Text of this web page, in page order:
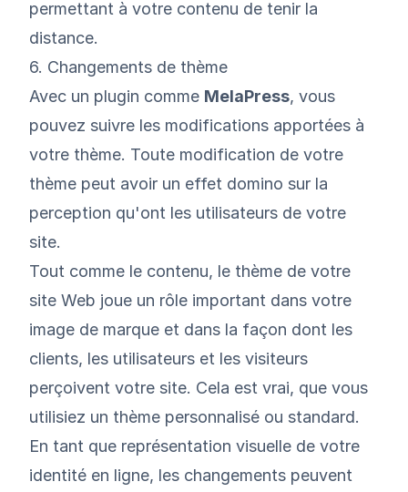
permettant à votre contenu de tenir la
distance.
6. Changements de thème
Avec un plugin comme MelaPress, vous
pouvez suivre les modifications apportées à
votre thème. Toute modification de votre
thème peut avoir un effet domino sur la
perception qu'ont les utilisateurs de votre
site.
Tout comme le contenu, le thème de votre
site Web joue un rôle important dans votre
image de marque et dans la façon dont les
clients, les utilisateurs et les visiteurs
perçoivent votre site. Cela est vrai, que vous
utilisiez un thème personnalisé ou standard.
En tant que représentation visuelle de votre
identité en ligne, les changements peuvent